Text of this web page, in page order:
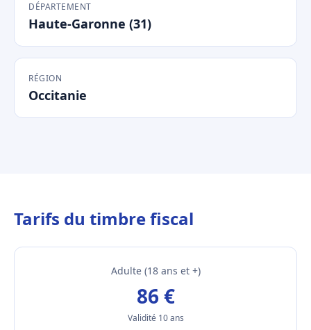
DÉPARTEMENT
Haute-Garonne (31)
RÉGION
Occitanie
Tarifs du timbre fiscal
Adulte (18 ans et +)
86 €
Validité 10 ans